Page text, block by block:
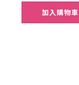
加入購物車